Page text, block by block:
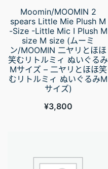
Moomin/MOOMIN 2
spears Little Mie Plush M
-Size -Little Mic I Plush M
size M size (ムーミ
ン/MOOMIN 二ヤリとほほ
笑むリトルミィ ぬいぐるみ
Mサイズ – 二ヤリとほほ笑
むリトルミィ ぬいぐるみM
サイズ)
¥3,800